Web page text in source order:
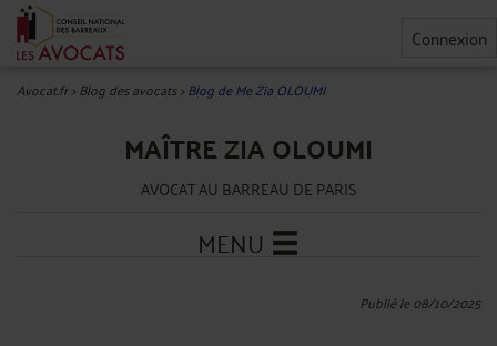
Connexion
Avocat.fr>Blog des avocats>Blog de Me Zia OLOUMI
MAÎTRE ZIA OLOUMI
AVOCAT AU BARREAU DE PARIS
MENU
Publié le 08/10/2025